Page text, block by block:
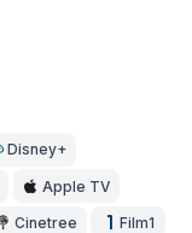
Disney+
Apple TV
Cinetree Film1